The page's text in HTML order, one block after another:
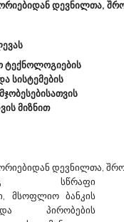
(CPV კოდი :
29/03/2023
ქართლის მხარის
გარდაბნი,
სახელმწიფო
დევნილთა,
ტექნოლოგიების
სისტემების
მიზნით
დევნილთა,
სწრაფი
მსოფლიო ბანკის
პირობების